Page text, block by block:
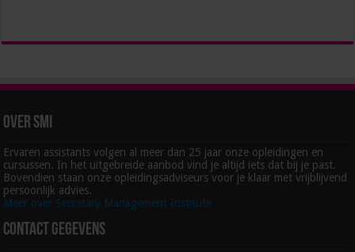
Over SMI
Ervaren assistants volgen al meer dan 25 jaar onze opleidingen en
cursussen. In het uitgebreide aanbod vind je altijd iets dat bij je past.
Bovendien staan onze opleidingsadviseurs voor je klaar met vrijblijvend
persoonlijk advies.
Meer over Secretary Management Institute
Contact gegevens